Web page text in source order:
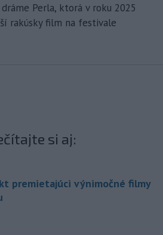
Perla, ktorá v roku 2025
rakúsky film na festivale
si aj:
premietajúci výnimočné filmy